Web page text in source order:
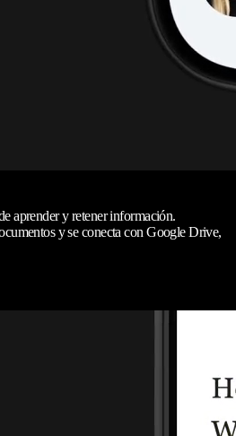
aprender y retener información.
y se conecta con Google Drive,